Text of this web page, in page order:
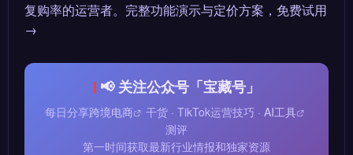
复购率的运营者。完整功能演示与定价方案，免费试用
→
📢 关注公众号「宝藏号」
每日分享跨境电商 干货 · TikTok运营技巧 · AI工具
测评
第一时间获取最新行业情报和独家资源